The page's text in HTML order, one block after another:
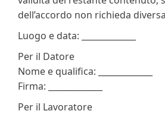
dell’accordo non richieda
Luogo e data: _____________
Per il Datore
Nome e qualifica: _____________
Firma: _____________
Per il Lavoratore